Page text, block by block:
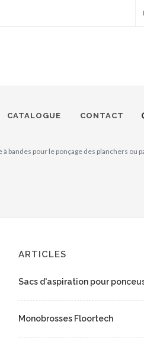
CATALOGUE CONTACT
à bandes pour le ponçage des planchers ou
ARTICLES
Sacs d'aspiration pour
Monobrosses Floortech